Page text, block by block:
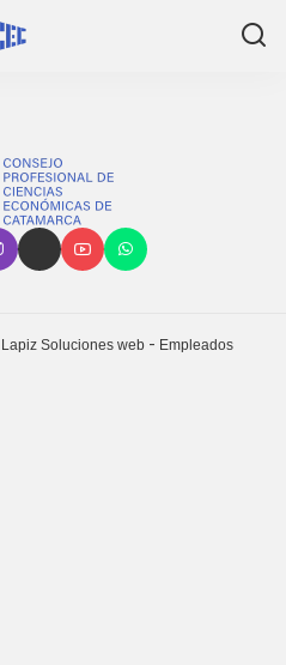
Lapiz Soluciones web - Empleados